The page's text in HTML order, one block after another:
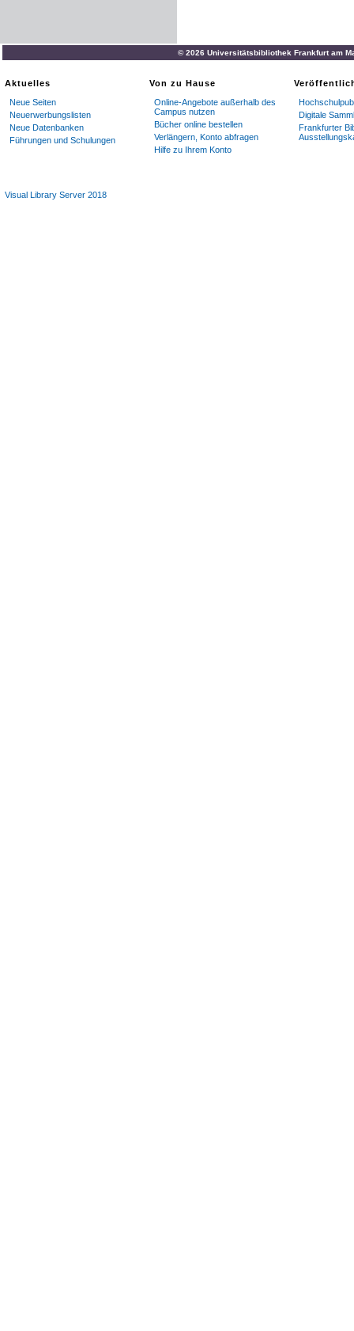
© 2026 Universitätsbibliothek Frankfurt am
Aktuelles
Neue Seiten
Neuerwerbungslisten
Neue Datenbanken
Führungen und Schulungen
Von zu Hause
Online-Angebote außerhalb des
Campus nutzen
Bücher online bestellen
Verlängern, Konto abfragen
Hilfe zu Ihrem Konto
Digitale
Frankfurter
Visual Library Server 2018